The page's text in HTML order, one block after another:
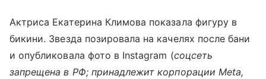
Актриса Екатерина Климова показала фигуру в
бикини. Звезда позировала на качелях после бани
и опубликовала фото в Instagram (соцсеть
запрещена в РФ; принадлежит корпорации Meta,